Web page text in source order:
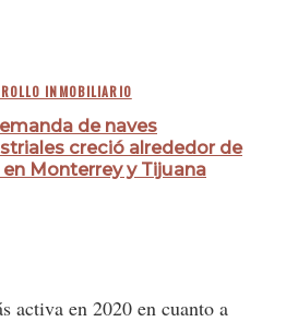
INMOBILIARIO
de naves
creció alrededor de
en Monterrey y Tijuana
activa en 2020 en cuanto a